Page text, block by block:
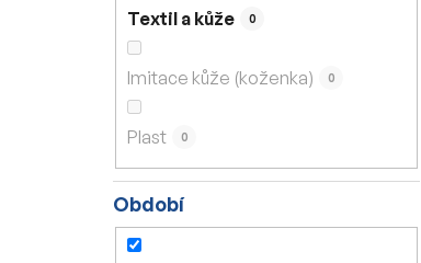
Textil a kůže 0
Imitace kůže (koženka) 0
Plast 0
Období